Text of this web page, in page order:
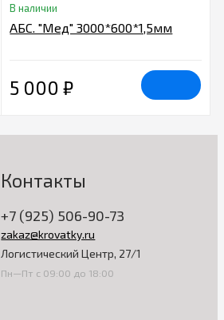
В наличии
АБС. "Мед" 3000*600*1,5мм
5 000₽
Контакты
+7 (925) 506-90-73
zakaz@krovatky.ru
Логистический Центр, 27/1
Пн—Пт с 09:00 до 18:00